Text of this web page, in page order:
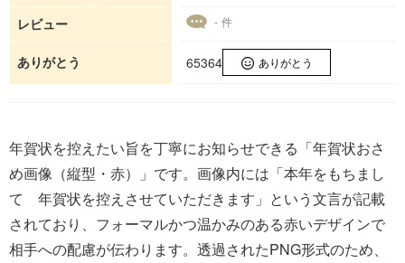
レビュー
- 件
ありがとう 65364 ありがとう
年賀状を控えたい旨を丁寧にお知らせできる「年賀状おさ
め画像（縦型・赤）」です。画像内には「本年をもちまし
て 年賀状を控えさせていただきます」という文言が記載
されており、フォーマルかつ温かみのある赤いデザインで
相手への配慮が伝わります。透過されたPNG形式のため、